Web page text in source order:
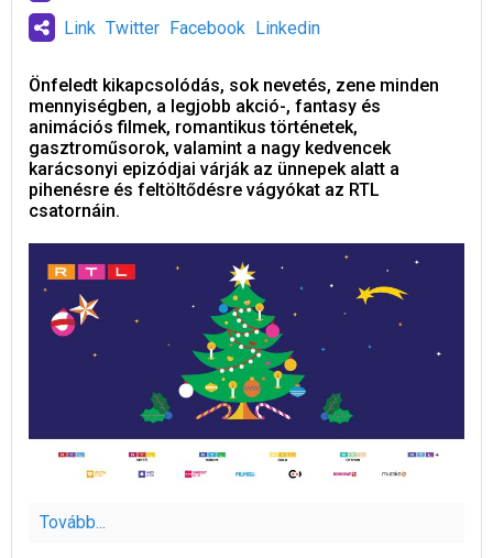
Link Twitter Facebook Linkedin
Önfeledt kikapcsolódás, sok nevetés, zene minden
mennyiségben, a legjobb akció-, fantasy és
animációs filmek, romantikus történetek,
gasztroműsorok, valamint a nagy kedvencek
karácsonyi epizódjai várják az ünnepek alatt a
pihenésre és feltöltődésre vágyókat az RTL
csatornáin.
Tovább...